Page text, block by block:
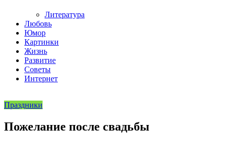
Литература
Любовь
Юмор
Картинки
Жизнь
Развитие
Советы
Интернет
Праздники
Пожелание после свадьбы